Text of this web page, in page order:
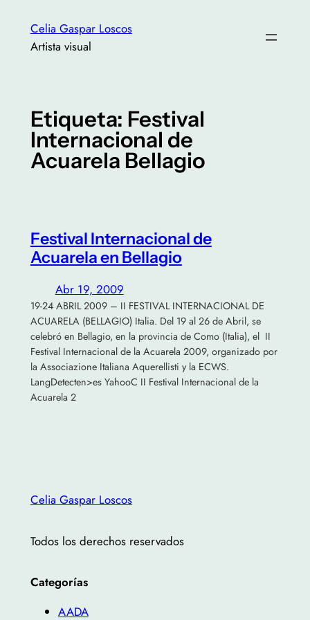
contenido
Celia Gaspar Loscos
Artista visual
Etiqueta: Festival
Internacional de
Acuarela Bellagio
Festival Internacional de
Acuarela en Bellagio
Abr 19, 2009
19-24 ABRIL 2009 – II FESTIVAL INTERNACIONAL DE
ACUARELA (BELLAGIO) Italia. Del 19 al 26 de Abril, se
celebró en Bellagio, en la provincia de Como (Italia), el II
Festival Internacional de la Acuarela 2009, organizado por
la Associazione Italiana Aquerellisti y la ECWS.
LangDetecten>es YahooC II Festival Internacional de la
Acuarela 2
Celia Gaspar Loscos
Todos los derechos reservados
Categorías
AADA